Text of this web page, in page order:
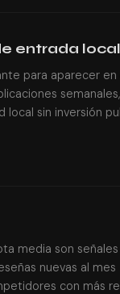
entrada local
para aparecer en
local sin inversión
media son
nuevas al mes
con más